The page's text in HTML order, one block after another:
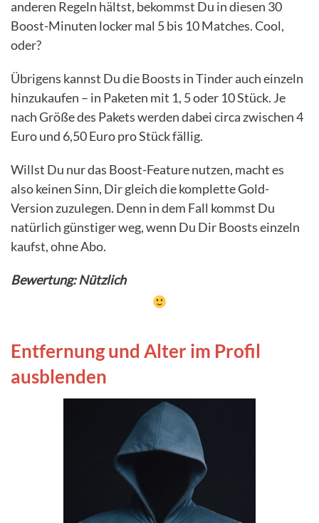
anderen Regeln hältst, bekommst Du in diesen 30
Boost-Minuten locker mal 5 bis 10 Matches. Cool,
oder?
Übrigens kannst Du die Boosts in Tinder auch einzeln
hinzukaufen – in Paketen mit 1, 5 oder 10 Stück. Je
nach Größe des Pakets werden dabei circa zwischen 4
Euro und 6,50 Euro pro Stück fällig.
Willst Du nur das Boost-Feature nutzen, macht es
also keinen Sinn, Dir gleich die komplette Gold-
Version zuzulegen. Denn in dem Fall kommst Du
natürlich günstiger weg, wenn Du Dir Boosts einzeln
kaufst, ohne Abo.
Bewertung: Nützlich
Entfernung und Alter im Profil
ausblenden